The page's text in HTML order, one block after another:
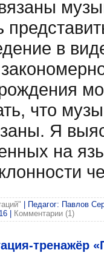
в
что
Я
на
| Педагог: Павлов
Комментарии (1)
тренажёр